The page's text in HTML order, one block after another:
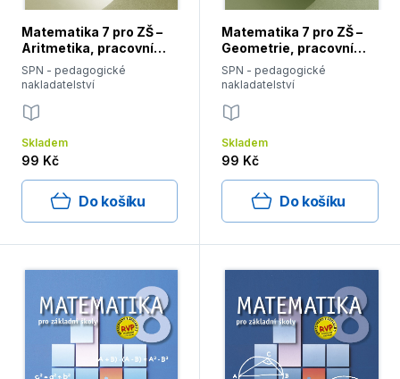
Matematika 7 pro ZŠ –
Aritmetika, pracovní
sešit
SPN - pedagogické
nakladatelství
Skladem
99 Kč
Do košíku
Matematika 7 pro ZŠ –
Geometrie, pracovní
sešit
SPN - pedagogické
nakladatelství
Skladem
99 Kč
Do košíku